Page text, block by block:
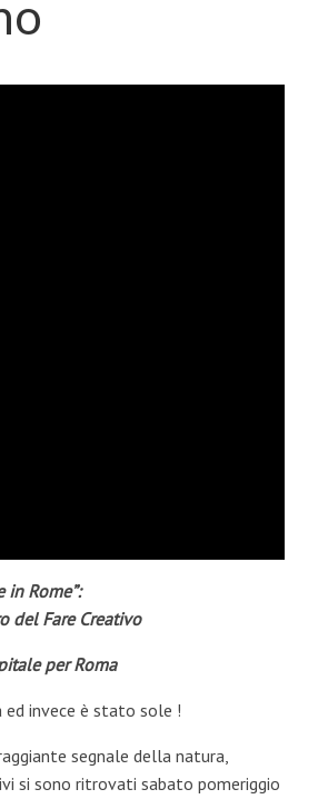
Rome”:
del Fare Creativo
per Roma
ed invece è stato sole !
segnale della natura,
si sono ritrovati sabato pomeriggio